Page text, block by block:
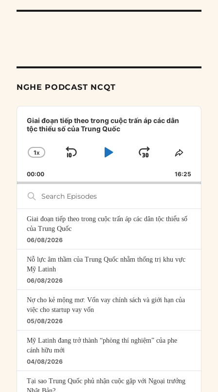
NGHE PODCAST NCQT
Audio
Player
Giai đoạn tiếp theo trong cuộc trấn áp các dân
tộc thiểu số của Trung Quốc
CHANGE
RATE
1X
SKIP
PLAYJUMP
FORWARD
SHARE
00:00 16:25
Search
Episodes
Giai đoạn tiếp theo trong cuộc trấn áp các dân tộc thiểu số
của Trung Quốc
06/08/2026
Nỗ lực âm thầm của Trung Quốc nhằm thống trị khu vực
Mỹ Latinh
06/08/2026
Nợ cho kẻ mộng mơ: Vốn vay chính sách và giới hạn của
việc cho startup vay vốn
05/08/2026
Mỹ Latinh đang trở thành “phòng thí nghiệm” của phe
cánh hữu mới
04/08/2026
Tại sao Trung Quốc phủ nhận cuộc gặp với Ngoại trưởng